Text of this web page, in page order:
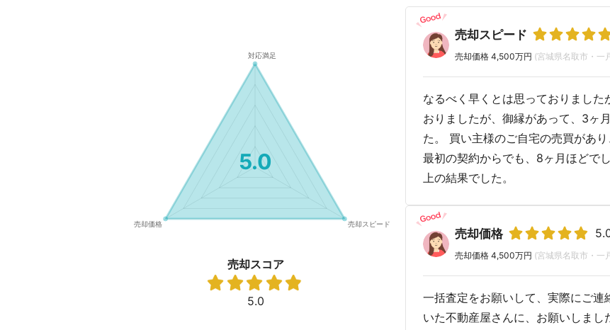
5.0
売却スコア
5.0
売却スピード
売却価格 4,500万円 (宮城県名取市・一
なるべく早くとは思っておりまし
おりましたが、御縁があって、3ヶ
た。 買い主様のご自宅の売買があ
最初の契約からでも、8ヶ月ほどで
上の結果でした。
売却価格
売却価格 4,500万円 (宮城県名取市・一
一括査定をお願いして、実際にご
いた不動産屋さんに、お願いしま